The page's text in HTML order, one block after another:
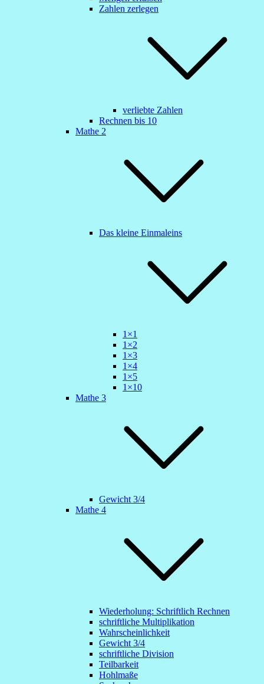
Zahlen zerlegen
verliebte Zahlen
Rechnen bis 10
Mathe 2
Das kleine Einmaleins
1×1
1×2
1×3
1×4
1×5
1×10
Mathe 3
Gewicht 3/4
Mathe 4
Wiederholung: Schriftlich Rechnen
schriftliche Multiplikation
Wahrscheinlichkeit
Gewicht 3/4
schriftliche Division
Teilbarkeit
Hohlmaße